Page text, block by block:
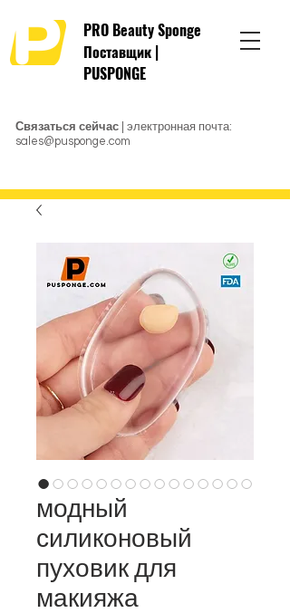
Связаться сейчас | электронная почта:
sales@pusponge.com
PRO Beauty Sponge
Поставщик |
PUSPONGE
модный
силиконовый
пуховик для
макияжа